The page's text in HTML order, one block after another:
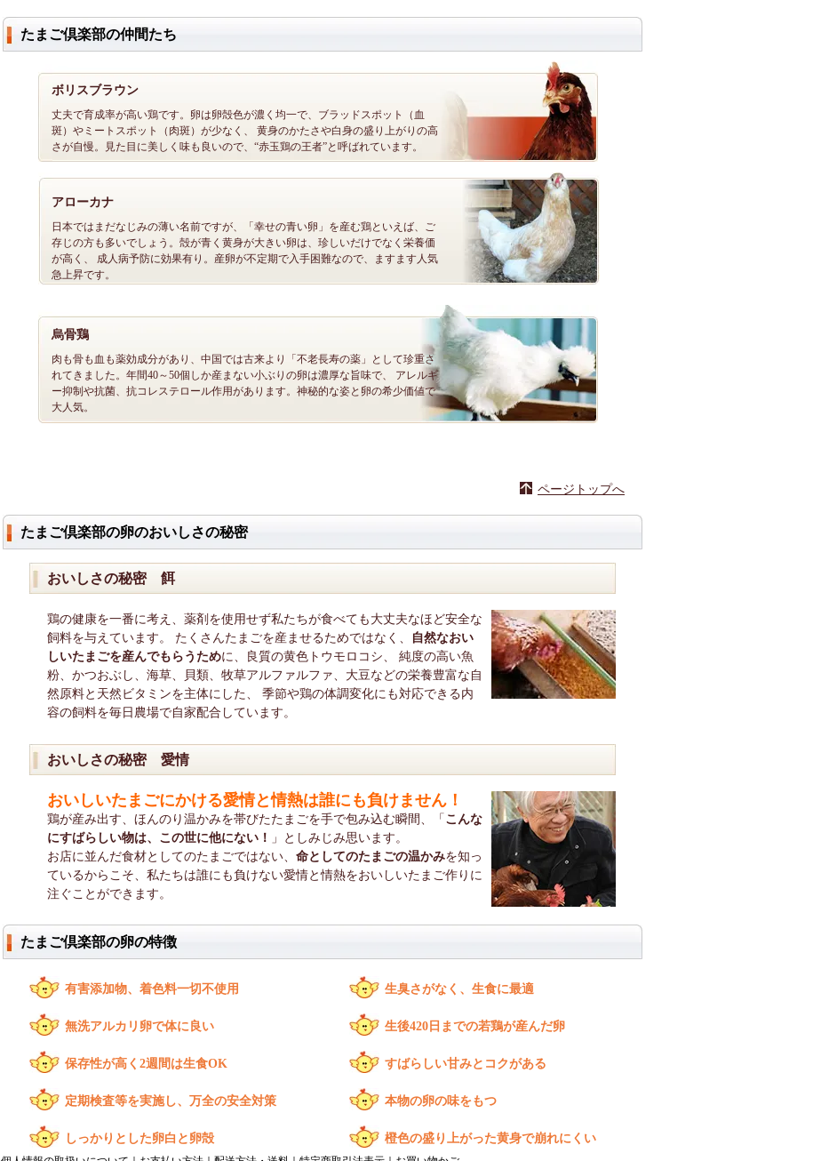
たまご倶楽部の仲間たち
ボリスブラウン
丈夫で育成率が高い鶏です。卵は卵殻色が濃く均一で、ブラッドスポット（血
斑）やミートスポット（肉斑）が少なく、 黄身のかたさや白身の盛り上がりの高
さが自慢。見た目に美しく味も良いので、“赤玉鶏の王者”と呼ばれています。
アローカナ
日本ではまだなじみの薄い名前ですが、「幸せの青い卵」を産む鶏といえば、ご
存じの方も多いでしょう。殻が青く黄身が大きい卵は、珍しいだけでなく栄養価
が高く、 成人病予防に効果有り。産卵が不定期で入手困難なので、ますます人気
急上昇です。
烏骨鶏
肉も骨も血も薬効成分があり、中国では古来より「不老長寿の薬」として珍重さ
れてきました。年間40～50個しか産まない小ぶりの卵は濃厚な旨味で、 アレルギ
ー抑制や抗菌、抗コレステロール作用があります。神秘的な姿と卵の希少価値で
大人気。
ページトップへ
たまご倶楽部の卵のおいしさの秘密
おいしさの秘密 餌
鶏の健康を一番に考え、薬剤を使用せず私たちが食べても大丈夫なほど安全な
飼料を与えています。 たくさんたまごを産ませるためではなく、
自然なおい
しいたまごを産んでもらうために、良質の黄色トウモロコシ、 純度の高い魚
粉、かつおぶし、海草、貝類、牧草アルファルファ、大豆などの栄養豊富な自
然原料と天然ビタミンを主体にした、 季節や鶏の体調変化にも対応できる内
容の飼料を毎日農場で自家配合しています。
おいしさの秘密 愛情
おいしいたまごにかける愛情と情熱は誰にも負けません！
鶏が産み出す、ほんのり温かみを帯びたたまごを手で包み込む瞬間、「 こんな
にすばらしい物は、この世に他にない！
」としみじみ思います。
お店に並んだ食材としてのたまごではない、 命としてのたまごの温かみを知っ
ているからこそ、私たちは誰にも負けない愛情と情熱をおいしいたまご作りに
注ぐことができます。
たまご倶楽部の卵の特徴
有害添加物、着色料一切不使用
無洗アルカリ卵で体に良い
保存性が高く2週間は生食OK
定期検査等を実施し、万全の安全対策
しっかりとした卵白と卵殻
生臭さがなく、生食に最適
生後420日までの若鶏が産んだ卵
すばらしい甘みとコクがある
本物の卵の味をもつ
橙色の盛り上がった黄身で崩れにくい